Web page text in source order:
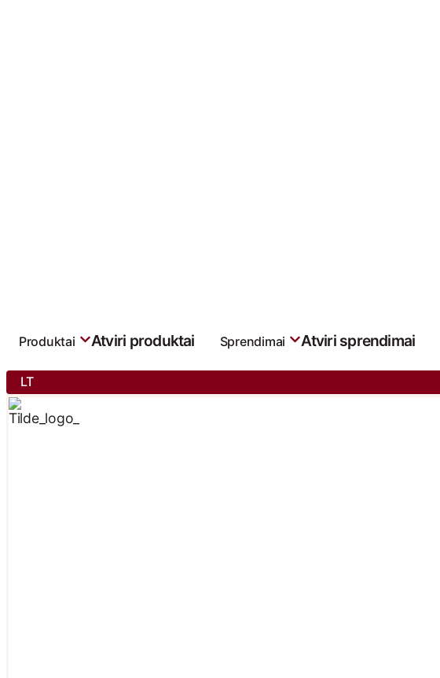
Produktai Atviri produktai Sprendimai Atviri sprendimai
LT